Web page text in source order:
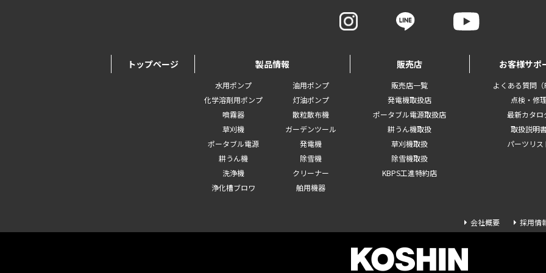
トップページ 製品情報
水用ポンプ
油用ポンプ
化学溶剤用ポンプ
灯油ポンプ
噴霧器
散粒散布機
草刈機
ガーデンツール
ポータブル電源
発電機
耕うん機
除雪機
洗浄機
クリーナー
浄化槽ブロワ
舶用機器
販売店
販売店一覧
発電機取扱店
ポータブル電源取扱店
耕うん機取扱
草刈機取扱
除雪機取扱
KBPS工進特約店
お客様サポ
よくある質問（
点検・修
最新カタロ
取扱説明
パーツリス
会社概要 採用情